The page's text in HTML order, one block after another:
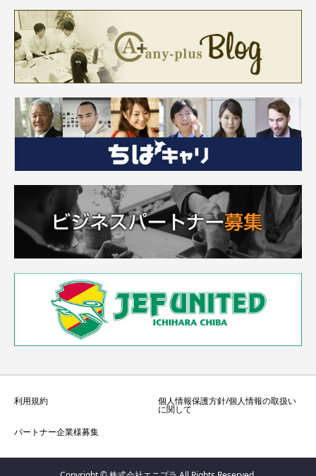
利用規約 個人情報保護方針/個人情報の取扱い
に関して
パートナー企業様募集